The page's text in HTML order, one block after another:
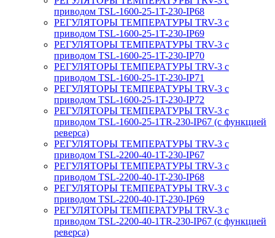
приводом TSL-1600-25-1T-230-IP68
РЕГУЛЯТОРЫ ТЕМПЕРАТУРЫ TRV-3 с
приводом TSL-1600-25-1T-230-IP69
РЕГУЛЯТОРЫ ТЕМПЕРАТУРЫ TRV-3 с
приводом TSL-1600-25-1T-230-IP70
РЕГУЛЯТОРЫ ТЕМПЕРАТУРЫ TRV-3 с
приводом TSL-1600-25-1T-230-IP71
РЕГУЛЯТОРЫ ТЕМПЕРАТУРЫ TRV-3 с
приводом TSL-1600-25-1T-230-IP72
РЕГУЛЯТОРЫ ТЕМПЕРАТУРЫ TRV-3 с
приводом TSL-1600-25-1TR-230-IP67 (с функцией
реверса)
РЕГУЛЯТОРЫ ТЕМПЕРАТУРЫ TRV-3 с
приводом TSL-2200-40-1T-230-IP67
РЕГУЛЯТОРЫ ТЕМПЕРАТУРЫ TRV-3 с
приводом TSL-2200-40-1T-230-IP68
РЕГУЛЯТОРЫ ТЕМПЕРАТУРЫ TRV-3 с
приводом TSL-2200-40-1T-230-IP69
РЕГУЛЯТОРЫ ТЕМПЕРАТУРЫ TRV-3 с
приводом TSL-2200-40-1TR-230-IP67 (с функцией
реверса)